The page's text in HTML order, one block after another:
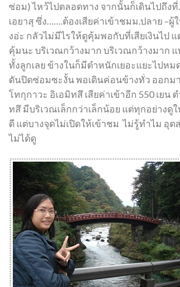
ซ่อม) ไหว้ไปตลอดทาง จากนั้นก็เดินไปถึง
เอยาสุ ซึ่ง…….ต้องเสียค่าเข้าชมม.ปลาย –ผู้
งอ่ะ กลัวไม่มีไรให้ดูคุ้มพอกับที่เสียเงินไป
คุ้มนะ บริเวณกว้างมาก บริเวณกว้างมาก แ
ทั้งลูกเลย ข้างในก็มีตำหนักเยอะแยะไปห
ดันปิดซ่อมซะงั้น พอเดินค่อนข้างทั่ว ออกม
โทกุกาวะ อิเอมิทสึ เสียค่าเข้าอีก 550 เยน
ทสึ มีบริเวณเล็กกว่าเล็กน้อย แต่ทุกอย่างดู
ดี แต่บางจุดไม่เปิดให้เข้าชม ไม่รู้ทำไม อุต
ไม่ได้ดู